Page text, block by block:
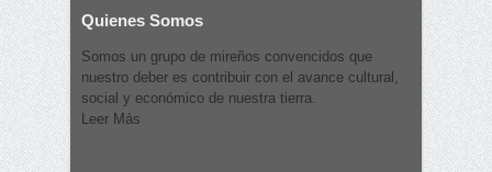
Quienes Somos
Somos un grupo de mireños convencidos que
nuestro deber es contribuir con el avance cultural,
social y económico de nuestra tierra.
Leer Más